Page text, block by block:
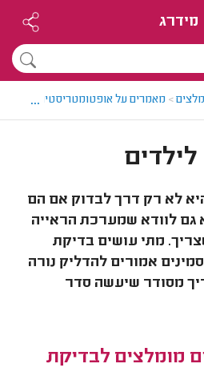
מידרג
> מאמרים על אופטומטריסטים>
...
לא רק דרך לבדוק אם הם
גם לוודא שמערכת הראייה
מתי עושים בדיקת
אמורים להדליק נורה
מסודר שיעשה סדר
מומלצים לבדיקת